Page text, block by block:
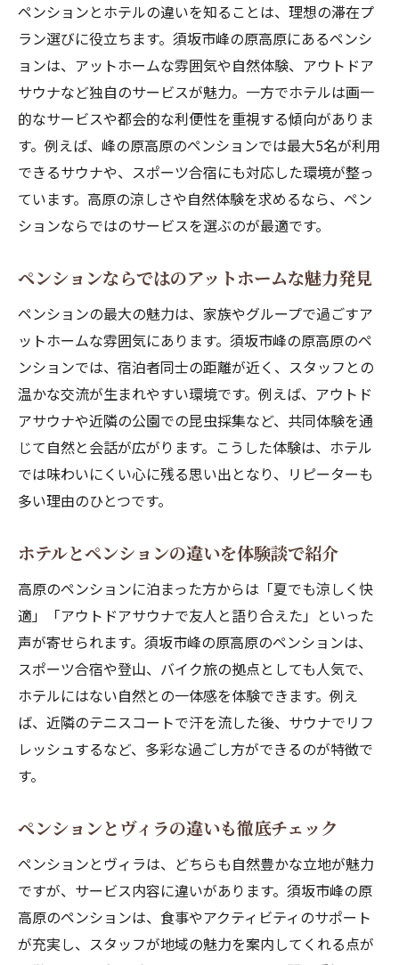
ペンションとホテルの違いを知ることは、理想の滞在プ
ラン選びに役立ちます。須坂市峰の原高原にあるペンシ
ョンは、アットホームな雰囲気や自然体験、アウトドア
サウナなど独自のサービスが魅力。一方でホテルは画一
的なサービスや都会的な利便性を重視する傾向がありま
す。例えば、峰の原高原のペンションでは最大5名が利用
できるサウナや、スポーツ合宿にも対応した環境が整っ
ています。高原の涼しさや自然体験を求めるなら、ペン
ションならではのサービスを選ぶのが最適です。
ペンションならではのアットホームな魅力発見
ペンションの最大の魅力は、家族やグループで過ごすア
ットホームな雰囲気にあります。須坂市峰の原高原のペ
ンションでは、宿泊者同士の距離が近く、スタッフとの
温かな交流が生まれやすい環境です。例えば、アウトド
アサウナや近隣の公園での昆虫採集など、共同体験を通
じて自然と会話が広がります。こうした体験は、ホテル
では味わいにくい心に残る思い出となり、リピーターも
多い理由のひとつです。
ホテルとペンションの違いを体験談で紹介
高原のペンションに泊まった方からは「夏でも涼しく快
適」「アウトドアサウナで友人と語り合えた」といった
声が寄せられます。須坂市峰の原高原のペンションは、
スポーツ合宿や登山、バイク旅の拠点としても人気で、
ホテルにはない自然との一体感を体験できます。例え
ば、近隣のテニスコートで汗を流した後、サウナでリフ
レッシュするなど、多彩な過ごし方ができるのが特徴で
す。
ペンションとヴィラの違いも徹底チェック
ペンションとヴィラは、どちらも自然豊かな立地が魅力
ですが、サービス内容に違いがあります。須坂市峰の原
高原のペンションは、食事やアクティビティのサポート
が充実し、スタッフが地域の魅力を案内してくれる点が